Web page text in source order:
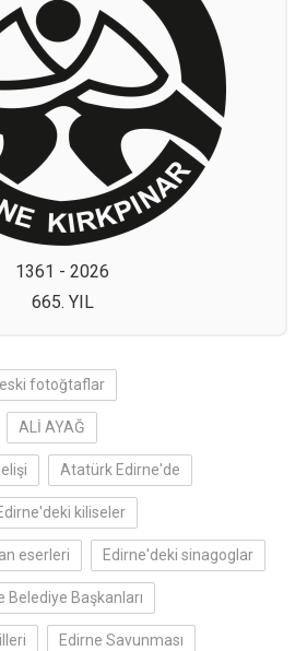
1361 - 2026
665. YIL
eski fotoğtaflar
ALİ AYAĞ
Atatürk Edirne'de
kiliseler
eserleri Edirne'deki sinagoglar
Belediye Başkanları
Edirne Savunması